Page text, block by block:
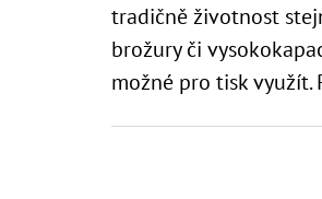
tradičně životnost
brožury či
možné pro tisk